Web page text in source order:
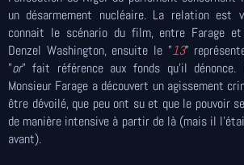
un désarmement nucléaire. La relation est
connait le scénario du film, entre Farage
Denzel Washington, ensuite le "13"
"or" fait référence aux fonds qu'il
Monsieur Farage a découvert un agissement
être dévoilé, que peu ont su et que le pouvoir
de manière intensive à partir de là (mais il
avant).